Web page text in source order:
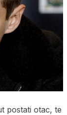
postati otac, te